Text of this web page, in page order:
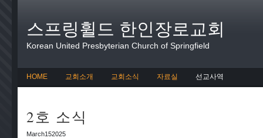
스프링휠드 한인장로교회
Korean United Presbyterian Church of Springfield
HOME 교회소개 교회소식 자료실 선교사역
2호 소식
March152025